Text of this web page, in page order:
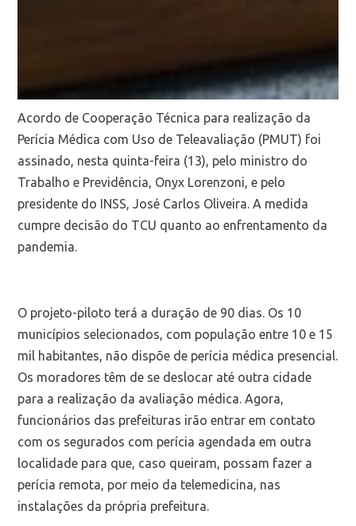
Acordo de Cooperação Técnica para realização da
Perícia Médica com Uso de Teleavaliação (PMUT) foi
assinado, nesta quinta-feira (13), pelo ministro do
Trabalho e Previdência, Onyx Lorenzoni, e pelo
presidente do INSS, José Carlos Oliveira. A medida
cumpre decisão do TCU quanto ao enfrentamento da
pandemia.
O projeto-piloto terá a duração de 90 dias. Os 10
municípios selecionados, com população entre 10 e 15
mil habitantes, não dispõe de perícia médica presencial.
Os moradores têm de se deslocar até outra cidade
para a realização da avaliação médica. Agora,
funcionários das prefeituras irão entrar em contato
com os segurados com perícia agendada em outra
localidade para que, caso queiram, possam fazer a
perícia remota, por meio da telemedicina, nas
instalações da própria prefeitura.